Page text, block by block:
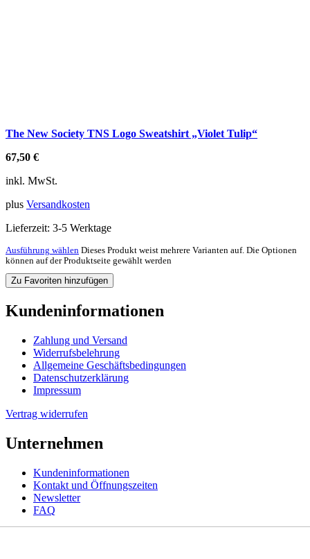
The New Society TNS Logo Sweatshirt „Violet Tulip“
67,50 €
inkl. MwSt.
plus Versandkosten
Lieferzeit: 3-5 Werktage
Ausführung wählen Dieses Produkt weist mehrere Varianten auf. Die Optionen
können auf der Produktseite gewählt werden
Zu Favoriten hinzufügen
Kundeninformationen
Zahlung und Versand
Widerrufsbelehrung
Allgemeine Geschäftsbedingungen
Datenschutzerklärung
Impressum
Vertrag widerrufen
Unternehmen
Kundeninformationen
Kontakt und Öffnungszeiten
Newsletter
FAQ